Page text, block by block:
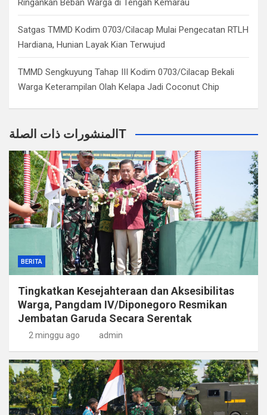
Ringankan Beban Warga di Tengah Kemarau
Satgas TMMD Kodim 0703/Cilacap Mulai Pengecatan RTLH
Hardiana, Hunian Layak Kian Terwujud
TMMD Sengkuyung Tahap III Kodim 0703/Cilacap Bekali
Warga Keterampilan Olah Kelapa Jadi Coconut Chip
المنشورات ذات الصلةT
BERITA
Tingkatkan Kesejahteraan dan Aksesibilitas
Warga, Pangdam IV/Diponegoro Resmikan
Jembatan Garuda Secara Serentak
2 minggu ago admin